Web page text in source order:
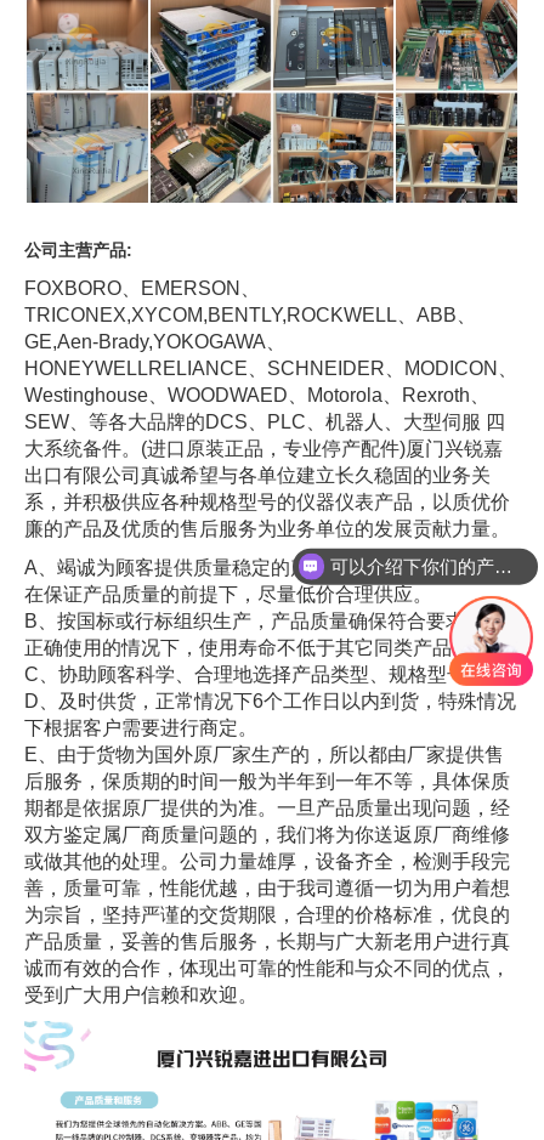
公司主营产品:
FOXBORO、EMERSON、
TRICONEX,XYCOM,BENTLY,ROCKWELL、ABB、
GE,Aen-Brady,YOKOGAWA、
HONEYWELLRELIANCE、SCHNEIDER、MODICON、
Westinghouse、WOODWAED、Motorola、Rexroth、
SEW、等各大品牌的DCS、PLC、机器人、大型伺服 四
大系统备件。(进口原装正品，专业停产配件)厦门兴锐嘉
出口有限公司真诚希望与各单位建立长久稳固的业务关
系，并积极供应各种规格型号的仪器仪表产品，以质优价
廉的产品及优质的售后服务为业务单位的发展贡献力量。
A、竭诚为顾客提供质量稳定的产品和满意的售后服务，
在保证产品质量的前提下，尽量低价合理供应。
B、按国标或行标组织生产，产品质量确保符合要求，在
正确使用的情况下，使用寿命不低于其它同类产品。
C、协助顾客科学、合理地选择产品类型、规格型号。
D、及时供货，正常情况下6个工作日以内到货，特殊情况
下根据客户需要进行商定。
E、由于货物为国外原厂家生产的，所以都由厂家提供售
后服务，保质期的时间一般为半年到一年不等，具体保质
期都是依据原厂提供的为准。一旦产品质量出现问题，经
双方鉴定属厂商质量问题的，我们将为你送返原厂商维修
或做其他的处理。公司力量雄厚，设备齐全，检测手段完
善，质量可靠，性能优越，由于我司遵循一切为用户着想
为宗旨，坚持严谨的交货期限，合理的价格标准，优良的
产品质量，妥善的售后服务，长期与广大新老用户进行真
诚而有效的合作，体现出可靠的性能和与众不同的优点，
受到广大用户信赖和欢迎。
可以介绍下你们的产品么
你们是怎么收费的呢